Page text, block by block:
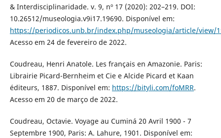
& Interdisciplinaridade. v. 9, nº 17 (2020): 202–219. DOI:
10.26512/museologia.v9i17.19690. Disponível em:
https://periodicos.unb.br/index.php/museologia/article/view/
Acesso em 24 de fevereiro de 2022.
Coudreau, Henri Anatole. Les français en Amazonie. Paris:
Librairie Picard-Bernheim et Cie e Alcide Picard et Kaan
éditeurs, 1887. Disponível em: https://bityli.com/foMRR.
Acesso em 20 de março de 2022.
Coudreau, Octavie. Voyage au Cuminá 20 Avril 1900 - 7
Septembre 1900, Paris: A. Lahure, 1901. Disponível em: